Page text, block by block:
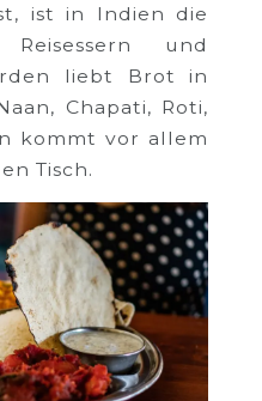
ist in Indien die
und
liebt Brot in
Chapati, Roti,
kommt vor allem
Tisch.